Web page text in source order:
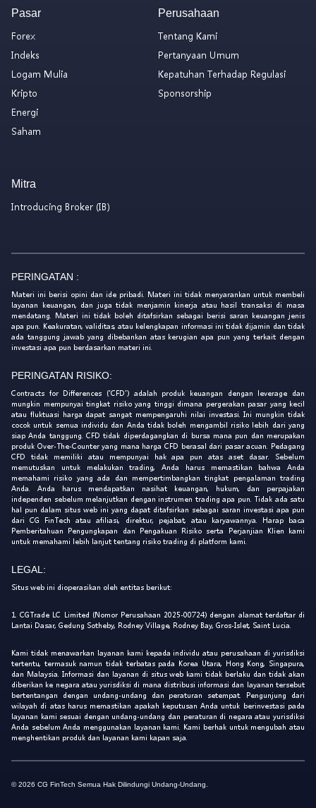
Pasar
Forex
Indeks
Logam Mulia
Kripto
Energi
Saham
Perusahaan
Tentang Kami
Pertanyaan Umum
Kepatuhan Terhadap Regulasi
Sponsorship
Mitra
Introducing Broker (IB)
PERINGATAN :
Materi ini berisi opini dan ide pribadi. Materi ini tidak menyarankan untuk membeli
layanan keuangan, dan juga tidak menjamin kinerja atau hasil transaksi di masa
mendatang. Materi ini tidak boleh ditafsirkan sebagai berisi saran keuangan jenis
apa pun. Keakuratan, validitas, atau kelengkapan informasi ini tidak dijamin dan tidak
ada tanggung jawab yang dibebankan atas kerugian apa pun yang terkait dengan
investasi apa pun berdasarkan materi ini.
PERINGATAN RISIKO:
Contracts for Differences ('CFD') adalah produk keuangan dengan leverage dan
mungkin mempunyai tingkat risiko yang tinggi dimana pergerakan pasar yang kecil
atau fluktuasi harga dapat sangat mempengaruhi nilai investasi. Ini mungkin tidak
cocok untuk semua individu dan Anda tidak boleh mengambil risiko lebih dari yang
siap Anda tanggung. CFD tidak diperdagangkan di bursa mana pun dan merupakan
produk Over-The-Counter yang mana harga CFD berasal dari pasar acuan. Pedagang
CFD tidak memiliki atau mempunyai hak apa pun atas aset dasar. Sebelum
memutuskan untuk melakukan trading, Anda harus memastikan bahwa Anda
memahami risiko yang ada dan mempertimbangkan tingkat pengalaman trading
Anda. Anda harus mendapatkan nasihat keuangan, hukum, dan perpajakan
independen sebelum melanjutkan dengan instrumen trading apa pun. Tidak ada satu
hal pun dalam situs web ini yang dapat ditafsirkan sebagai saran investasi apa pun
dari CG FinTech atau afiliasi, direktur, pejabat, atau karyawannya. Harap baca
Pemberitahuan Pengungkapan dan Pengakuan Risiko serta Perjanjian Klien kami
untuk memahami lebih lanjut tentang risiko trading di platform kami.
LEGAL:
Situs web ini dioperasikan oleh entitas berikut:
1. CGTrade LC Limited (Nomor Perusahaan 2025-00724) dengan alamat terdaftar di
Lantai Dasar, Gedung Sotheby, Rodney Village, Rodney Bay, Gros-Islet, Saint Lucia.
Kami tidak menawarkan layanan kami kepada individu atau perusahaan di yurisdiksi
tertentu, termasuk namun tidak terbatas pada Korea Utara, Hong Kong, Singapura,
dan Malaysia. Informasi dan layanan di situs web kami tidak berlaku dan tidak akan
diberikan ke negara atau yurisdiksi di mana distribusi informasi dan layanan tersebut
bertentangan dengan undang-undang dan peraturan setempat. Pengunjung dari
wilayah di atas harus memastikan apakah keputusan Anda untuk berinvestasi pada
layanan kami sesuai dengan undang-undang dan peraturan di negara atau yurisdiksi
Anda sebelum Anda menggunakan layanan kami. Kami berhak untuk mengubah atau
menghentikan produk dan layanan kami kapan saja.
© 2026 CG FinTech Semua Hak Dilindungi Undang-Undang.